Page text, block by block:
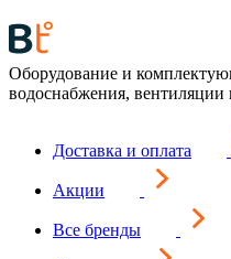
Оборудование и
водоснабжения,
Доставка и оплата
Акции
Все бренды